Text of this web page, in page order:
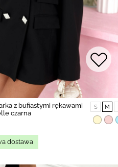
z bufiastymi rękawami
czarna
S M
dostawa